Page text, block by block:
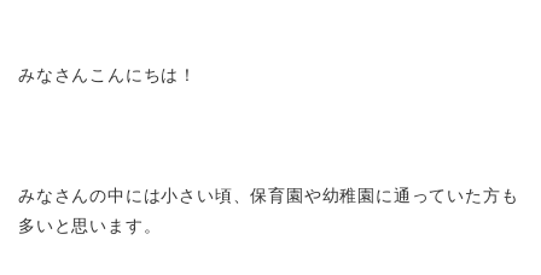
みなさんこんにちは！
みなさんの中には小さい頃、保育園や幼稚園に通っていた方も
多いと思います。